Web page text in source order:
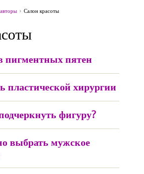
Салон красоты
пигментных пятен
пластической хирургии
фигуру?
выбрать мужское